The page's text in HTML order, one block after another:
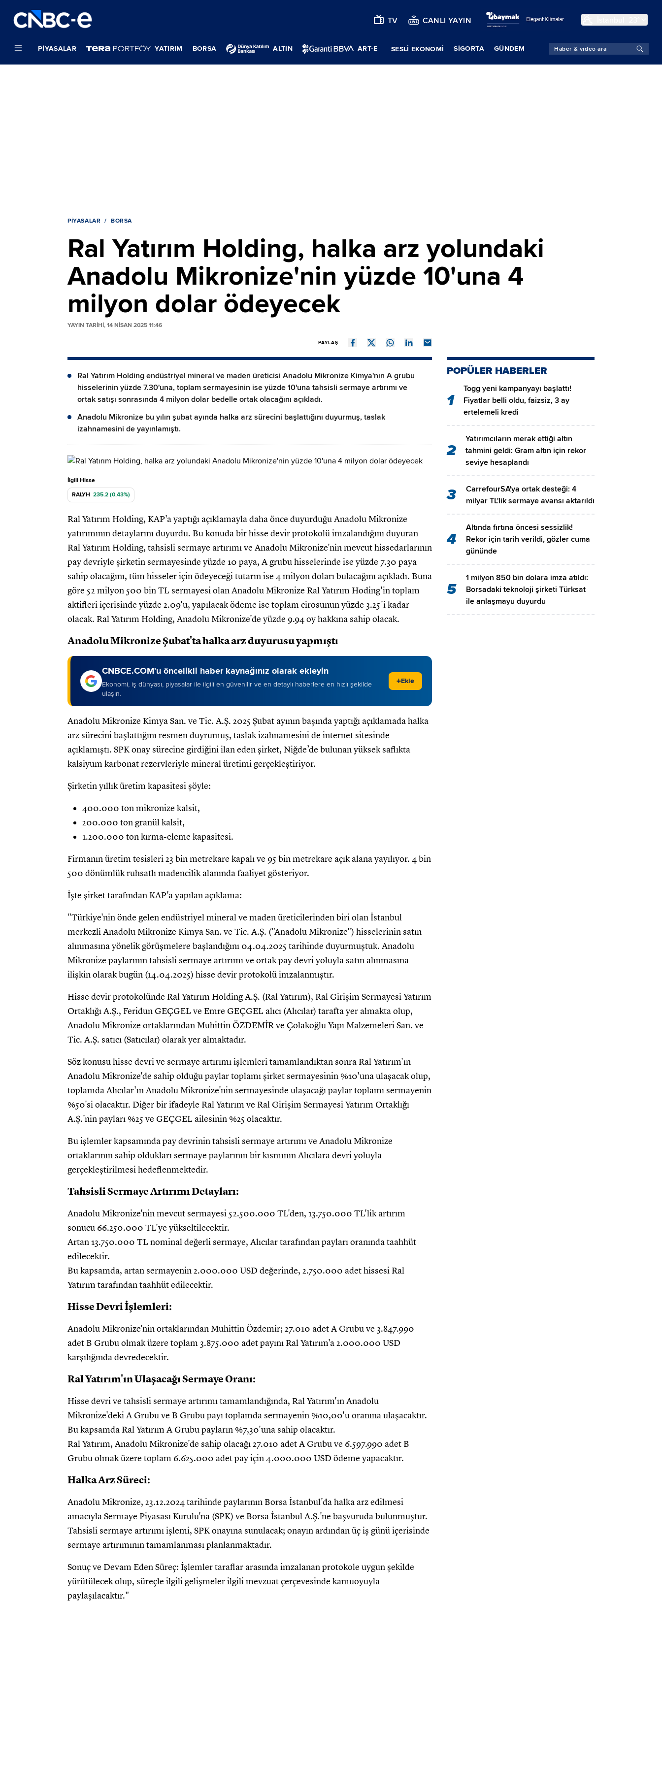
TV CANLI YAYIN
PIYASALAR YATIRIM BORSA ALTIN ART-E SESLİ EKONOMİ SIGORTA GÜNDEM
PIYASALAR BORSA
Ral Yatırım Holding, halka arz yolundaki
Anadolu Mikronize'nin yüzde 10'una 4
milyon dolar ödeyecek
YAYIN TARİHİ, 14 NISAN 2025 11:46
PAYLAŞ
Ral Yatırım Holding endüstriyel mineral ve maden üreticisi Anadolu Mikronize Kimya'nın A grubu
hisselerinin yüzde 7.30'una, toplam sermayesinin ise yüzde 10'una tahsisli sermaye artırımı ve
ortak satışı sonrasında 4 milyon dolar bedelle ortak olacağını açıkladı.
Anadolu Mikronize bu yılın şubat ayında halka arz sürecini başlattığını duyurmuş, taslak
izahnamesini de yayınlamıştı.
İlgili Hisse
RALYH 235.2 (0.43%)
Ral Yatırım Holding, KAP'a yaptığı açıklamayla daha önce duyurduğu Anadolu Mikronize
yatırımının detaylarını duyurdu. Bu konuda bir hisse devir protokolü imzalandığını duyuran
Ral Yatırım Holding, tahsisli sermaye artırımı ve Anadolu Mikronize'nin mevcut hissedarlarının
pay devriyle şirketin sermayesinde yüzde 10 paya, A grubu hisselerinde ise yüzde 7.30 paya
sahip olacağını, tüm hisseler için ödeyeceği tutarın ise 4 milyon doları bulacağını açıkladı. Buna
göre 52 milyon 500 bin TL sermayesi olan Anadolu Mikronize Ral Yatırım Hoding'in toplam
aktifleri içerisinde yüzde 2.09'u, yapılacak ödeme ise toplam cirosunun yüzde 3.25'i kadar
olacak. Ral Yatırım Holding, Anadolu Mikronize'de yüzde 9.94 oy hakkına sahip olacak.
Anadolu Mikronize Şubat'ta halka arz duyurusu yapmıştı
CNBCE.COM'u öncelikli haber kaynağınız olarak ekleyin
Ekonomi, iş dünyası, piyasalar ile ilgili en güvenilir ve en detaylı haberlere en hızlı şekilde
ulaşın.
+Ekle
Anadolu Mikronize Kimya San. ve Tic. A.Ş. 2025 Şubat ayının başında yaptığı açıklamada halka
arz sürecini başlattığını resmen duyrumuş, taslak izahnamesini de internet sitesinde
açıklamıştı. SPK onay sürecine girdiğini ilan eden şirket, Niğde’de bulunan yüksek saflıkta
kalsiyum karbonat rezervleriyle mineral üretimi gerçekleştiriyor.
Şirketin yıllık üretim kapasitesi şöyle:
400.000 ton mikronize kalsit,
200.000 ton granül kalsit,
1.200.000 ton kırma-eleme kapasitesi.
Firmanın üretim tesisleri 23 bin metrekare kapalı ve 95 bin metrekare açık alana yayılıyor. 4 bin
500 dönümlük ruhsatlı madencilik alanında faaliyet gösteriyor.
İşte şirket tarafından KAP'a yapılan açıklama:
"Türkiye'nin önde gelen endüstriyel mineral ve maden üreticilerinden biri olan İstanbul
merkezli Anadolu Mikronize Kimya San. ve Tic. A.Ş. ("Anadolu Mikronize") hisselerinin satın
alınmasına yönelik görüşmelere başlandığını 04.04.2025 tarihinde duyurmuştuk. Anadolu
Mikronize paylarının tahsisli sermaye artırımı ve ortak pay devri yoluyla satın alınmasına
ilişkin olarak bugün (14.04.2025) hisse devir protokolü imzalanmıştır.
Hisse devir protokolünde Ral Yatırım Holding A.Ş. (Ral Yatırım), Ral Girişim Sermayesi Yatırım
Ortaklığı A.Ş., Feridun GEÇGEL ve Emre GEÇGEL alıcı (Alıcılar) tarafta yer almakta olup,
Anadolu Mikronize ortaklarından Muhittin ÖZDEMİR ve Çolakoğlu Yapı Malzemeleri San. ve
Tic. A.Ş. satıcı (Satıcılar) olarak yer almaktadır.
Söz konusu hisse devri ve sermaye artırımı işlemleri tamamlandıktan sonra Ral Yatırım'ın
Anadolu Mikronize'de sahip olduğu paylar toplamı şirket sermayesinin %10'una ulaşacak olup,
toplamda Alıcılar'ın Anadolu Mikronize'nin sermayesinde ulaşacağı paylar toplamı sermayenin
%50'si olacaktır. Diğer bir ifadeyle Ral Yatırım ve Ral Girişim Sermayesi Yatırım Ortaklığı
A.Ş.'nin payları %25 ve GEÇGEL ailesinin %25 olacaktır.
Bu işlemler kapsamında pay devrinin tahsisli sermaye artırımı ve Anadolu Mikronize
ortaklarının sahip oldukları sermaye paylarının bir kısmının Alıcılara devri yoluyla
gerçekleştirilmesi hedeflenmektedir.
Tahsisli Sermaye Artırımı Detayları:
Anadolu Mikronize'nin mevcut sermayesi 52.500.000 TL'den, 13.750.000 TL'lik artırım
sonucu 66.250.000 TL'ye yükseltilecektir.
Artan 13.750.000 TL nominal değerli sermaye, Alıcılar tarafından payları oranında taahhüt
edilecektir.
Bu kapsamda, artan sermayenin 2.000.000 USD değerinde, 2.750.000 adet hissesi Ral
Yatırım tarafından taahhüt edilecektir.
Hisse Devri İşlemleri:
Anadolu Mikronize'nin ortaklarından Muhittin Özdemir; 27.010 adet A Grubu ve 3.847.990
adet B Grubu olmak üzere toplam 3.875.000 adet payını Ral Yatırım'a 2.000.000 USD
karşılığında devredecektir.
Ral Yatırım'ın Ulaşacağı Sermaye Oranı:
Hisse devri ve tahsisli sermaye artırımı tamamlandığında, Ral Yatırım'ın Anadolu
Mikronize'deki A Grubu ve B Grubu payı toplamda sermayenin %10,00'u oranına ulaşacaktır.
Bu kapsamda Ral Yatırım A Grubu payların %7,30'una sahip olacaktır.
Ral Yatırım, Anadolu Mikronize'de sahip olacağı 27.010 adet A Grubu ve 6.597.990 adet B
Grubu olmak üzere toplam 6.625.000 adet pay için 4.000.000 USD ödeme yapacaktır.
Halka Arz Süreci:
Anadolu Mikronize, 23.12.2024 tarihinde paylarının Borsa İstanbul'da halka arz edilmesi
amacıyla Sermaye Piyasası Kurulu'na (SPK) ve Borsa İstanbul A.Ş.'ne başvuruda bulunmuştur.
Tahsisli sermaye artırımı işlemi, SPK onayına sunulacak; onayın ardından üç iş günü içerisinde
sermaye artırımının tamamlanması planlanmaktadır.
Sonuç ve Devam Eden Süreç: İşlemler taraflar arasında imzalanan protokole uygun şekilde
yürütülecek olup, süreçle ilgili gelişmeler ilgili mevzuat çerçevesinde kamuoyuyla
paylaşılacaktır."
POPÜLER HABERLER
1
Togg yeni kampanyayı başlattı!
Fiyatlar belli oldu, faizsiz, 3 ay
ertelemeli kredi
2
Yatırımcıların merak ettiği altın
tahmini geldi: Gram altın için rekor
seviye hesaplandı
3
CarrefourSA'ya ortak desteği: 4
milyar TL'lik sermaye avansı aktarıldı
4
Altında fırtına öncesi sessizlik!
Rekor için tarih verildi, gözler cuma
gününde
5
1 milyon 850 bin dolara imza atıldı:
Borsadaki teknoloji şirketi Türksat
ile anlaşmayu duyurdu